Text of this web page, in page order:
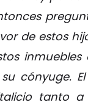
de estos
cónyuge.
tanto